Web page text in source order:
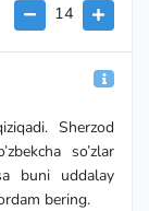
14
Sherzod
so’zlar
buni uddalay
bering.